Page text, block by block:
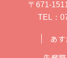
あ
〒671-
TEL：